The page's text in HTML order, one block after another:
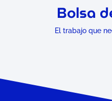
Bolsa
El trabajo que